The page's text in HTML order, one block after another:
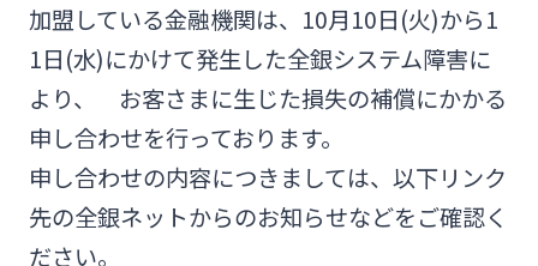
ログオン
みやぎんMikatanoシリーズ
ログオン
加盟している金融機関は、10月10日(火)から1
1日(水)にかけて発生した全銀システム障害に
より、 お客さまに生じた損失の補償にかかる
申し合わせを行っております。
申し合わせの内容につきましては、以下リンク
先の全銀ネットからのお知らせなどをご確認く
ださい。